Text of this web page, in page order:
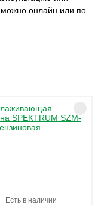
онлайн или по
Есть в наличии